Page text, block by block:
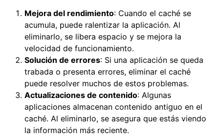
Mejora del rendimiento: Cuando el caché se
acumula, puede ralentizar la aplicación. Al
eliminarlo, se libera espacio y se mejora la
velocidad de funcionamiento.
Solución de errores: Si una aplicación se queda
trabada o presenta errores, eliminar el caché
puede resolver muchos de estos problemas.
Actualizaciones de contenido: Algunas
aplicaciones almacenan contenido antiguo en el
caché. Al eliminarlo, se asegura que estás viendo
la información más reciente.